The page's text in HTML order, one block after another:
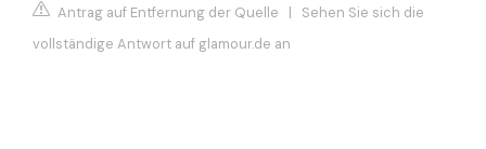
Antrag auf Entfernung der Quelle | Sehen Sie sich die
vollständige Antwort auf glamour.de an